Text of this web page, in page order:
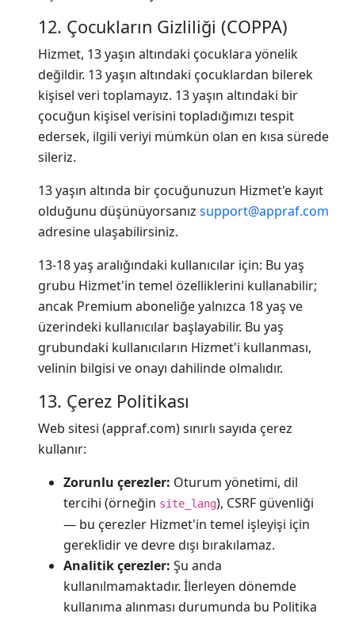
12. Çocukların Gizliliği (COPPA)
Hizmet, 13 yaşın altındaki çocuklara yönelik
değildir. 13 yaşın altındaki çocuklardan bilerek
kişisel veri toplamayız. 13 yaşın altındaki bir
çocuğun kişisel verisini topladığımızı tespit
edersek, ilgili veriyi mümkün olan en kısa sürede
sileriz.
13 yaşın altında bir çocuğunuzun Hizmet'e kayıt
olduğunu düşünüyorsanız support@appraf.com
adresine ulaşabilirsiniz.
13-18 yaş aralığındaki kullanıcılar için: Bu yaş
grubu Hizmet'in temel özelliklerini kullanabilir;
ancak Premium aboneliğe yalnızca 18 yaş ve
üzerindeki kullanıcılar başlayabilir. Bu yaş
grubundaki kullanıcıların Hizmet'i kullanması,
velinin bilgisi ve onayı dahilinde olmalıdır.
13. Çerez Politikası
Web sitesi (appraf.com) sınırlı sayıda çerez
kullanır:
Zorunlu çerezler: Oturum yönetimi, dil
tercihi (örneğin site_lang), CSRF güvenliği
— bu çerezler Hizmet'in temel işleyişi için
gereklidir ve devre dışı bırakılamaz.
Analitik çerezler: Şu anda
kullanılmamaktadır. İlerleyen dönemde
kullanıma alınması durumunda bu Politika